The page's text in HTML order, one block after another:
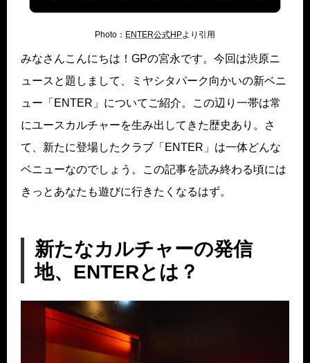
Photo： ENTER公式HPより引用
みなさんこんにちは！GPの宮永です。今回は渋原ニ
ュースと題しまして、ミヤシタパーク向かいの新ベニ
ュー「ENTER」についてご紹介。この辺り一帯は常
にユースカルチャーを生み出してきた歴史あり。さ
て、新たに登場したクラブ「ENTER」は一体どんな
ベニューなのでしょう。この記事を読み終わる頃には
きっとあなたも遊びに行きたくなるはず。
新たなカルチャーの発信
地、ENTERとは？